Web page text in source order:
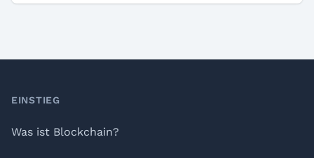
Footer
EINSTIEG
Was ist Blockchain?